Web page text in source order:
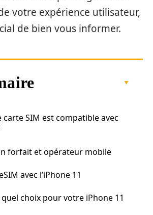
votre expérience utilisateur,
de bien vous informer.
carte SIM est compatible avec
forfait et opérateur mobile
avec l’iPhone 11
choix pour votre iPhone 11